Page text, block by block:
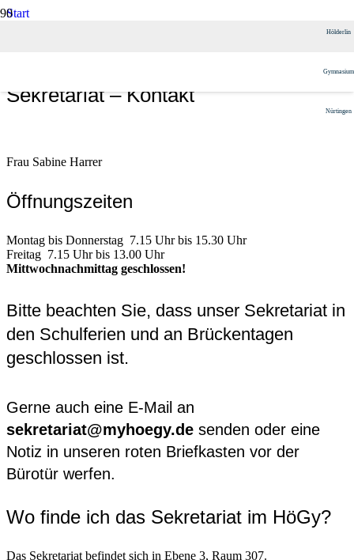
Hölderlin
Gymnasium
Nürtingen
Start
Sekretariat – Kontakt
Frau Sabine Harrer
Öffnungszeiten
Montag bis Donnerstag 7.15 Uhr bis 15.30 Uhr
Freitag 7.15 Uhr bis 13.00 Uhr
Mittwochnachmittag geschlossen!
Bitte beachten Sie, dass unser Sekretariat in
den Schulferien und an Brückentagen
geschlossen ist.
Gerne auch eine E-Mail an
sekretariat@myhoegy.de senden oder eine
Notiz in unseren roten Briefkasten vor der
Bürotür werfen.
Wo finde ich das Sekretariat im HöGy?
Das Sekretariat befindet sich in Ebene 3, Raum 307.